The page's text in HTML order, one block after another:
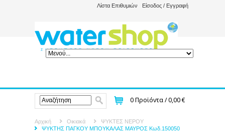
Λίστα Επιθυμιών Είσοδος / Εγγραφή
0Προϊόντα /0,00 €
Αρχική Οικιακά
ΨΥΚΤΕΣ ΝΕΡΟΥ
ΨΥΚΤΗΣ ΠΑΓΚΟΥ ΜΠΟΥΚΑΛΑΣ ΜΑΥΡΟΣ Κωδ.150050